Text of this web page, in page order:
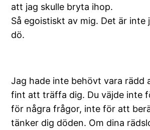
att jag skulle bryta ihop.
Så egoistiskt av mig. Det är inte
dö.
Jag hade inte behövt vara rädd
fint att träffa dig. Du väjde inte
för några frågor, inte för att
tänker dig döden. Om dina